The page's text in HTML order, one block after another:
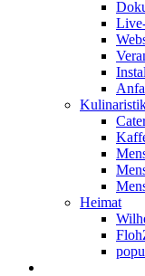
Heimat